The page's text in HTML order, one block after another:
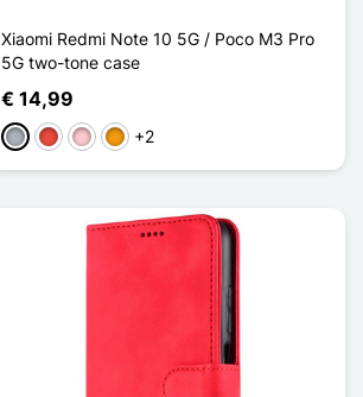
Xiaomi Redmi Note 10 5G / Poco M3 Pro
5G two-tone case
€ 14,99
GrijsRoodRozeOranje
+2